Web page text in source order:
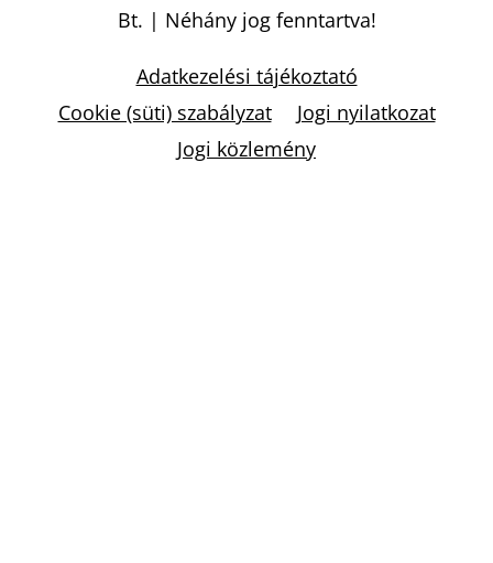
Bt. | Néhány jog fenntartva!
Adatkezelési tájékoztató
Cookie (süti) szabályzat
Jogi nyilatkozat
Jogi közlemény